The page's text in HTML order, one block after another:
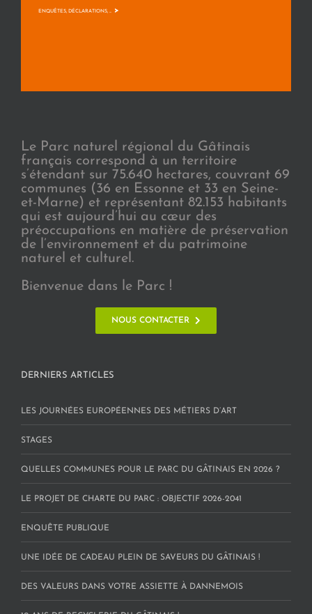
ENQUÊTES, DÉCLARATIONS, ... >
Le Parc naturel régional du Gâtinais
français correspond à un territoire
s’étendant sur 75.640 hectares, couvrant 69
communes (36 en Essonne et 33 en Seine-
et-Marne) et représentant 82.153 habitants
qui est aujourd’hui au cœur des
préoccupations en matière de préservation
de l’environnement et du patrimoine
naturel et culturel.
Bienvenue dans le Parc !
NOUS CONTACTER
DERNIERS ARTICLES
LES JOURNÉES EUROPÉENNES DES MÉTIERS D’ART
STAGES
QUELLES COMMUNES POUR LE PARC DU GÂTINAIS EN 2026 ?
LE PROJET DE CHARTE DU PARC : OBJECTIF 2026-2041
ENQUÊTE PUBLIQUE
UNE IDÉE DE CADEAU PLEIN DE SAVEURS DU GÂTINAIS !
DES VALEURS DANS VOTRE ASSIETTE À DANNEMOIS